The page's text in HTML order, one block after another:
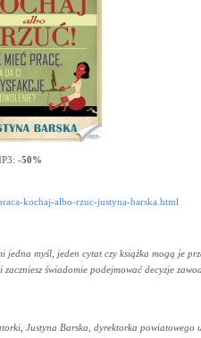
-50%
kochaj-albo-rzuc-justyna-barska.html
jedna myśl, jeden cytat czy książka mogą je
świadomie podejmować decyzje
Justyna Barska, dyrektorka powiatowego